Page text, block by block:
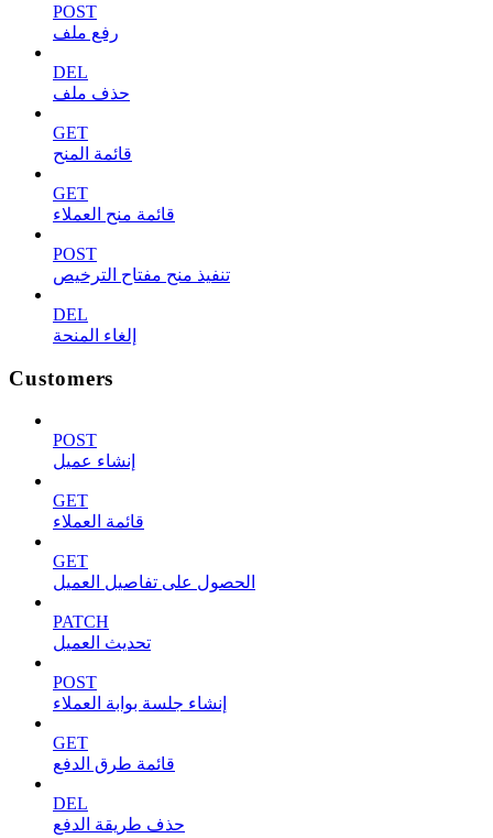
POST
رفع ملف
DEL
حذف ملف
GET
قائمة المنح
GET
قائمة منح العملاء
POST
تنفيذ منح مفتاح الترخيص
DEL
إلغاء المنحة
Customers
POST
إنشاء عميل
GET
قائمة العملاء
GET
الحصول على تفاصيل العميل
PATCH
تحديث العميل
POST
إنشاء جلسة بوابة العملاء
GET
قائمة طرق الدفع
DEL
حذف طريقة الدفع